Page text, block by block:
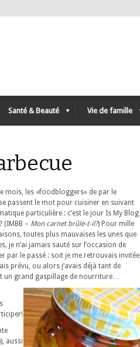
Santé & Beauté Vie de famille
mois, les «foodbloggers» de par le
passent le mot pour cuisiner en suivant
particulière : c’est le jour Is My Blog
(IMBB – Mon carnet brûle-t-il?) Pour mille
toutes plus mauvaises les unes que
je n’ai jamais sauté sur l’occasion de
par le passé : soit je me retrouvais invitée
prévu, ou alors j’avais déjà tant de
un grand gaspillage de nourriture…
aussi